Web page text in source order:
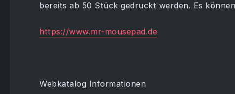
bereits ab 50 Stück gedruckt werden. Es
https://www.mr-mousepad.de
Webkatalog Informationen